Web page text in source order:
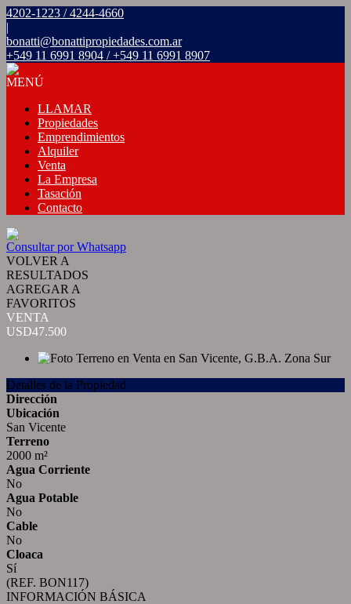
4202-1223 / 4244-4660
|
bonatti@bonattipropiedades.com.ar
+549 11 6991 8904 / +549 11 6991 8907
MENÚ
LLAMAR
Propiedades
Emprendimientos
Alquiler
Venta
La Empresa
Tasación
Contacto
Consultar por Whatsapp
VOLVER A
RESULTADOS
AGREGAR A
FAVORITOS
VENTA
USD47.500
Detalles de la Propiedad
Dirección
Ubicación
San Vicente
Terreno
2000 m²
Agua Corriente
No
Agua Potable
No
Cable
No
Cloaca
Sí
(REF. BON117)
INFORMACIÓN BÁSICA